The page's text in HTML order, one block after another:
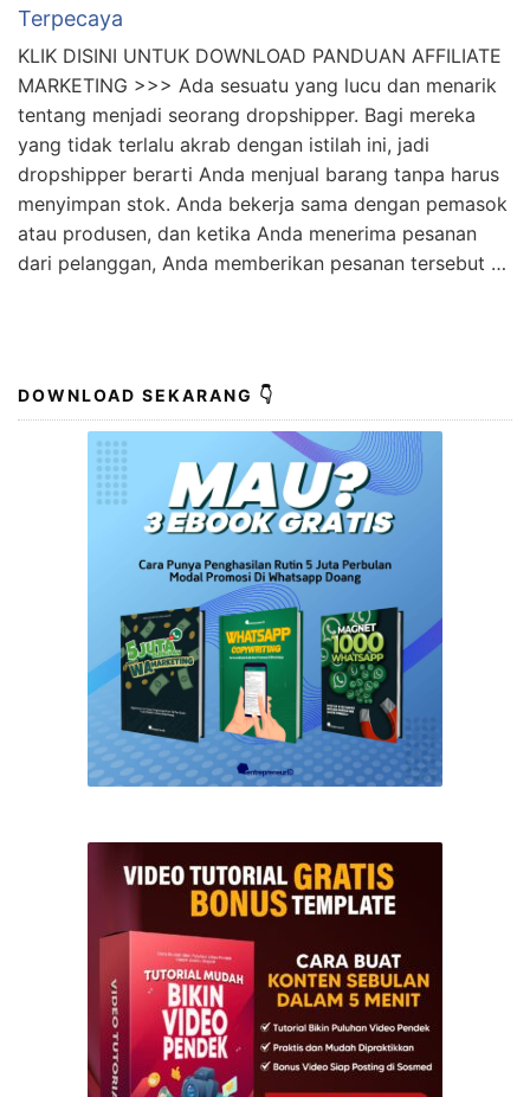
Terpecaya
KLIK DISINI UNTUK DOWNLOAD PANDUAN AFFILIATE
MARKETING >>> Ada sesuatu yang lucu dan menarik
tentang menjadi seorang dropshipper. Bagi mereka
yang tidak terlalu akrab dengan istilah ini, jadi
dropshipper berarti Anda menjual barang tanpa harus
menyimpan stok. Anda bekerja sama dengan pemasok
atau produsen, dan ketika Anda menerima pesanan
dari pelanggan, Anda memberikan pesanan tersebut …
DOWNLOAD SEKARANG 👇